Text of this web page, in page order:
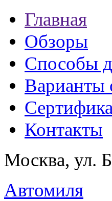
Главная
Обзоры
Способы
Варианты
Контакты
Москва, ул.
Автомиля